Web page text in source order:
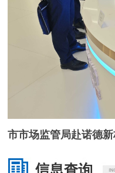
市市场监管局赴诺德